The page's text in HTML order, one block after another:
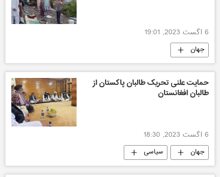
6 اگست 2023, 19:01
جهان
حمایت علنی تحریک طالبان پاکستان از
طالبان افغانستان
6 اگست 2023, 18:30
جهان سیاسی